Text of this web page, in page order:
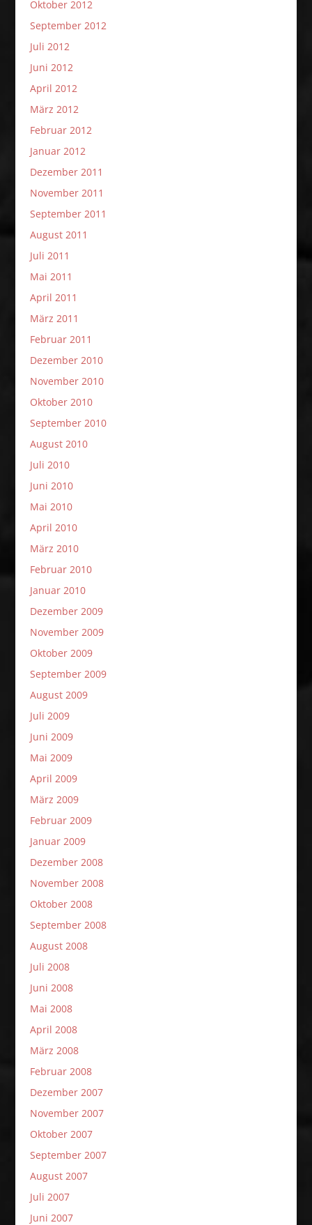
Oktober 2012
September 2012
Juli 2012
Juni 2012
April 2012
März 2012
Februar 2012
Januar 2012
Dezember 2011
November 2011
September 2011
August 2011
Juli 2011
Mai 2011
April 2011
März 2011
Februar 2011
Dezember 2010
November 2010
Oktober 2010
September 2010
August 2010
Juli 2010
Juni 2010
Mai 2010
April 2010
März 2010
Februar 2010
Januar 2010
Dezember 2009
November 2009
Oktober 2009
September 2009
August 2009
Juli 2009
Juni 2009
Mai 2009
April 2009
März 2009
Februar 2009
Januar 2009
Dezember 2008
November 2008
Oktober 2008
September 2008
August 2008
Juli 2008
Juni 2008
Mai 2008
April 2008
März 2008
Februar 2008
Dezember 2007
November 2007
Oktober 2007
September 2007
August 2007
Juli 2007
Juni 2007